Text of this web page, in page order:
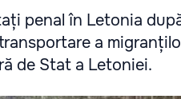
penal în Letonia
a
de Stat a Letoniei.